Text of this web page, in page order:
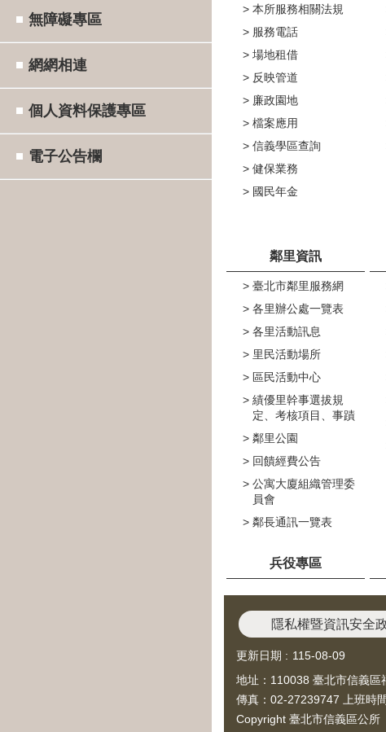
無障礙專區
網網相連
個人資料保護專區
電子公告欄
本所服務相關法規
服務電話
場地租借
反映管道
廉政園地
檔案應用
信義學區查詢
健保業務
國民年金
鄰里資訊
臺北市鄰里服務網
各里辦公處一覽表
各里活動訊息
里民活動場所
區民活動中心
績優里幹事選拔規
定、考核項目、事蹟
鄰里公園
回饋經費公告
公寓大廈組織管理委
員會
鄰長通訊一覽表
兵役專區
隱私權暨資訊安全
更新日期
115-08-09
地址：110038 臺北市信義區
傳真：02-27239747 上班時
Copyright 臺北市信義區公所